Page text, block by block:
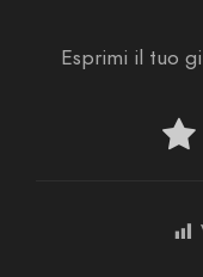
Esprimi il tuo